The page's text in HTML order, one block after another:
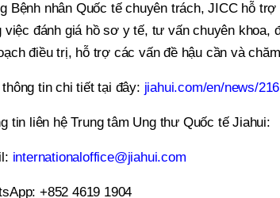
Bệnh nhân Quốc tế chuyên trách, JICC hỗ
việc đánh giá hồ sơ y tế, tư vấn chuyên khoa,
điều trị, hỗ trợ các vấn đề hậu cần và
tin chi tiết tại đây: jiahui.com/en/news/216
tin liên hệ Trung tâm Ung thư Quốc tế Jiahui:
internationaloffice@jiahui.com
+852 4619 1904